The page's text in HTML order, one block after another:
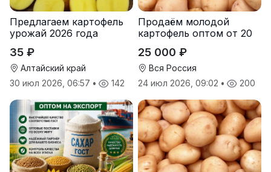
Предлагаем картофель
урожай 2026 года
35 ₽
Алтайский край
30 июл 2026, 06:57 • 142
Продаём молодой
картофель оптом от 20
25 000 ₽
Вся Россия
24 июл 2026, 09:02 • 200